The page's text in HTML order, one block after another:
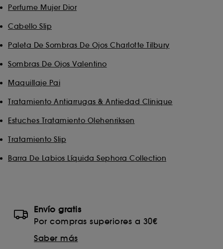
Perfume Mujer Dior
Cabello Slip
Paleta De Sombras De Ojos Charlotte Tilbury
Sombras De Ojos Valentino
Maquillaje Pai
Tratamiento Antiarrugas & Antiedad Clinique
Estuches Tratamiento Olehenriksen
Tratamiento Slip
Barra De Labios Líquida Sephora Collection
Envío gratis
Por compras superiores a 30€
Saber más